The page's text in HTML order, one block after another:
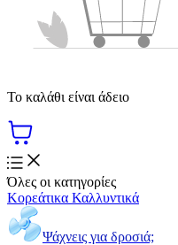
Το καλάθι είναι άδειο
Όλες οι κατηγορίες
Κορεάτικα Καλλυντικά
Ψάχνεις για δροσιά;